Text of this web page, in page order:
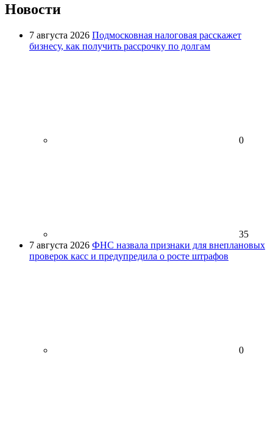
Новости
7 августа 2026 Подмосковная налоговая расскажет
бизнесу, как получить рассрочку по долгам
0
35
7 августа 2026 ФНС назвала признаки для внеплановых
проверок касс и предупредила о росте штрафов
0